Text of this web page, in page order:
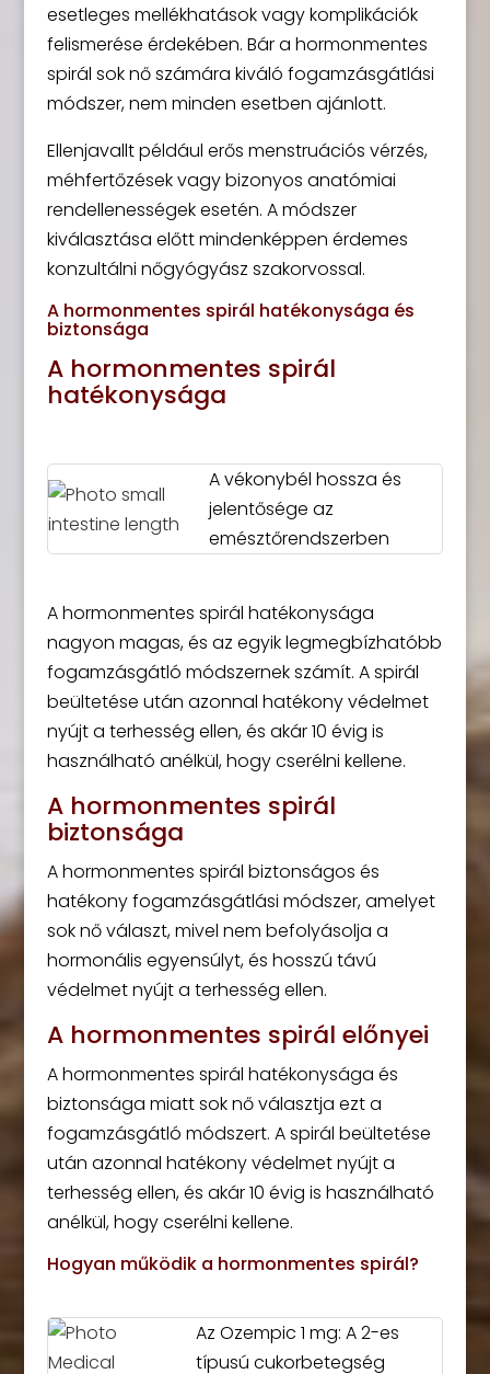
esetleges mellékhatások vagy komplikációk
felismerése érdekében. Bár a hormonmentes
spirál sok nő számára kiváló fogamzásgátlási
módszer, nem minden esetben ajánlott.
Ellenjavallt például erős menstruációs vérzés,
méhfertőzések vagy bizonyos anatómiai
rendellenességek esetén. A módszer
kiválasztása előtt mindenképpen érdemes
konzultálni nőgyógyász szakorvossal.
A hormonmentes spirál hatékonysága és
biztonsága
A hormonmentes spirál
hatékonysága
A vékonybél hossza és
jelentősége az
emésztőrendszerben
A hormonmentes spirál hatékonysága
nagyon magas, és az egyik legmegbízhatóbb
fogamzásgátló módszernek számít. A spirál
beültetése után azonnal hatékony védelmet
nyújt a terhesség ellen, és akár 10 évig is
használható anélkül, hogy cserélni kellene.
A hormonmentes spirál
biztonsága
A hormonmentes spirál biztonságos és
hatékony fogamzásgátlási módszer, amelyet
sok nő választ, mivel nem befolyásolja a
hormonális egyensúlyt, és hosszú távú
védelmet nyújt a terhesség ellen.
A hormonmentes spirál előnyei
A hormonmentes spirál hatékonysága és
biztonsága miatt sok nő választja ezt a
fogamzásgátló módszert. A spirál beültetése
után azonnal hatékony védelmet nyújt a
terhesség ellen, és akár 10 évig is használható
anélkül, hogy cserélni kellene.
Hogyan működik a hormonmentes spirál?
Az Ozempic 1 mg: A 2-es
típusú cukorbetegség